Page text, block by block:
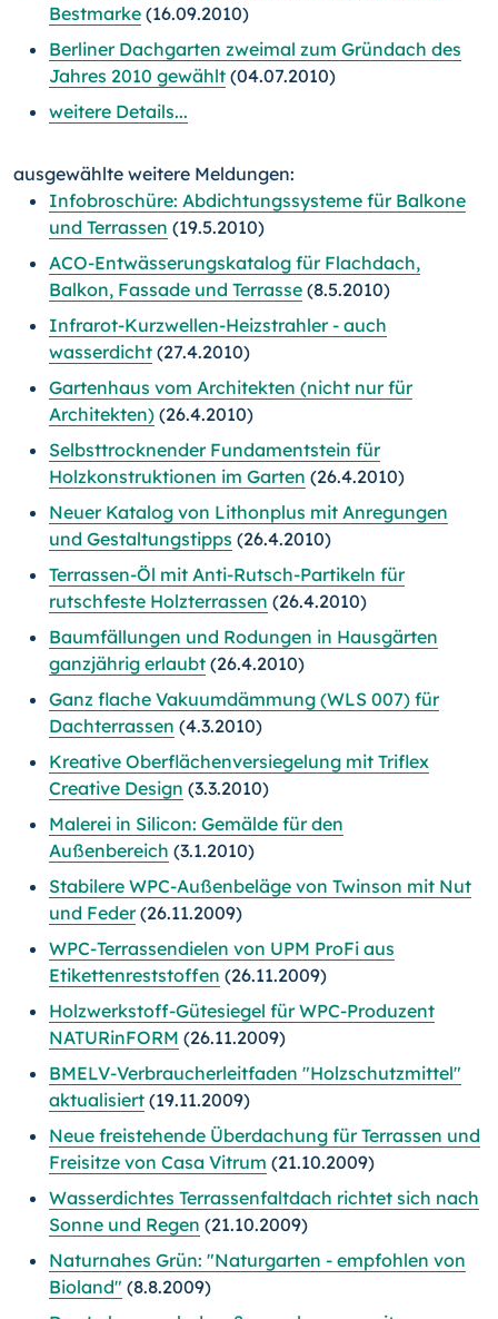
Bestmarke (16.09.2010)
Berliner Dachgarten zweimal zum Gründach des
Jahres 2010 gewählt (04.07.2010)
weitere Details...
ausgewählte weitere Meldungen:
Infobroschüre: Abdichtungssysteme für Balkone
und Terrassen (19.5.2010)
ACO-Entwässerungskatalog für Flachdach,
Balkon, Fassade und Terrasse (8.5.2010)
Infrarot-Kurzwellen-Heizstrahler - auch
wasserdicht (27.4.2010)
Gartenhaus vom Architekten (nicht nur für
Architekten) (26.4.2010)
Selbsttrocknender Fundamentstein für
Holzkonstruktionen im Garten (26.4.2010)
Neuer Katalog von Lithonplus mit Anregungen
und Gestaltungstipps (26.4.2010)
Terrassen-Öl mit Anti-Rutsch-Partikeln für
rutschfeste Holzterrassen (26.4.2010)
Baumfällungen und Rodungen in Hausgärten
ganzjährig erlaubt (26.4.2010)
Ganz flache Vakuumdämmung (WLS 007) für
Dachterrassen (4.3.2010)
Kreative Oberflächenversiegelung mit Triflex
Creative Design (3.3.2010)
Malerei in Silicon: Gemälde für den
Außenbereich (3.1.2010)
Stabilere WPC-Außenbeläge von Twinson mit Nut
und Feder(26.11.2009)
WPC-Terrassendielen von UPM ProFi aus
Etikettenreststoffen (26.11.2009)
Holzwerkstoff-Gütesiegel für WPC-Produzent
NATURinFORM (26.11.2009)
BMELV-Verbraucherleitfaden "Holzschutzmittel"
aktualisiert (19.11.2009)
Neue freistehende Überdachung für Terrassen und
Freisitze von Casa Vitrum (21.10.2009)
Wasserdichtes Terrassenfaltdach richtet sich nach
Sonne und Regen (21.10.2009)
Naturnahes Grün: "Naturgarten - empfohlen von
Bioland" (8.8.2009)